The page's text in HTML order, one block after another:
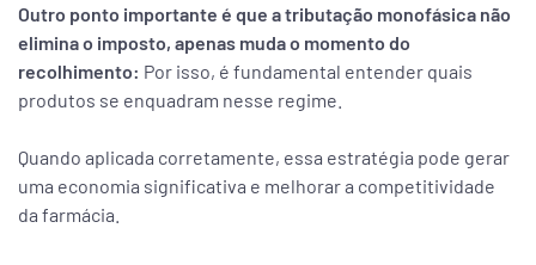
Outro ponto importante é que a tributação monofásica não
elimina o imposto, apenas muda o momento do
recolhimento: Por isso, é fundamental entender quais
produtos se enquadram nesse regime.
Quando aplicada corretamente, essa estratégia pode gerar
uma economia significativa e melhorar a competitividade
da farmácia.